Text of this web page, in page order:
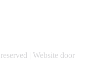
| Website door